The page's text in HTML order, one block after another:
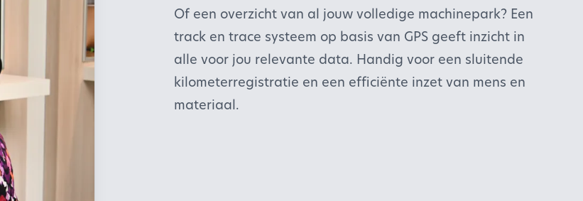
Of een overzicht van al jouw volledige machinepark? Een
track en trace systeem op basis van GPS geeft inzicht in
alle voor jou relevante data. Handig voor een sluitende
kilometerregistratie en een efficiënte inzet van mens en
materiaal.